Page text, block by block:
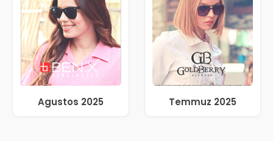
Agustos 2025 Temmuz 2025